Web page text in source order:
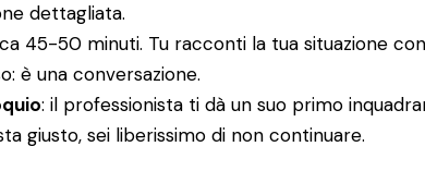
dettagliata.
45-50 minuti. Tu racconti la tua situazione
è una conversazione.
: il professionista ti dà un suo primo
giusto, sei liberissimo di non continuare.